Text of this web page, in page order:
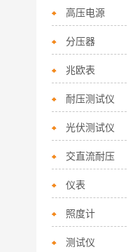
高压电源
分压器
兆欧表
耐压测试仪
光伏测试仪
交直流耐压
仪表
照度计
测试仪